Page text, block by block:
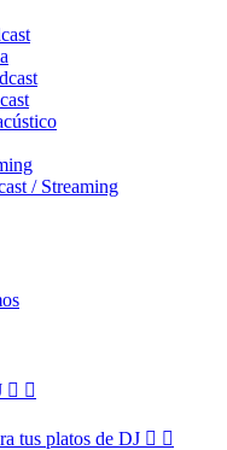
/ Streaming
 
tus platos de DJ  